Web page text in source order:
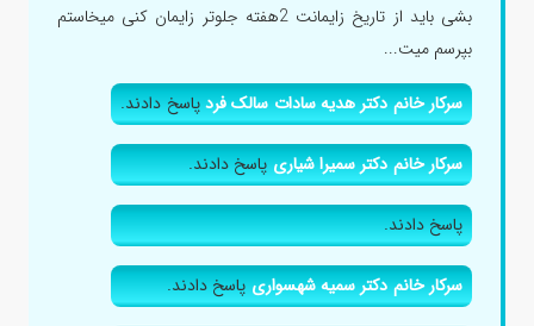
بشی باید از تاریخ زایمانت 2هفته جلوتر زایمان کنی میخاستم
بپرسم میت...
سرکار خانم دکتر هدیه سادات سالک فردپاسخ دادند.
سرکار خانم دکتر سمیرا شیاریپاسخ دادند.
پاسخ دادند.
سرکار خانم دکتر سمیه شهسواریپاسخ دادند.